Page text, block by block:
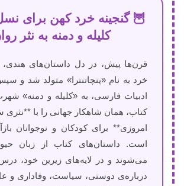
🦉 گنجینه خرد کهن برای
کلیله و دمنه به نثر
قرن‌ها پیش، در دل داستان‌های هندی،
خرد به نام «پنچاتنترا» متولد شد و
ادبیات فارسی، به «کلیله و دمنه»
کتاب، همان شاهکار جهانی را با **نثری
امروزی** برای کودکان و نوجوانان
است. داستان‌های کتاب از زبان
می‌شوند و در لایه‌های زیرین خود،
درباره‌ی دوستی، سیاست، وفاداری و